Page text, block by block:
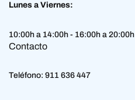
Lunes a Viernes:
10:00h a 14:00h - 16:00h a 20:00h
Contacto
Teléfono: 911 636 447